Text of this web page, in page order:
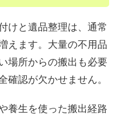
けと遺品整理は、通常
えます。大量の不用品
場所からの搬出も必要
確認が欠かせません。
養生を使った搬出経路